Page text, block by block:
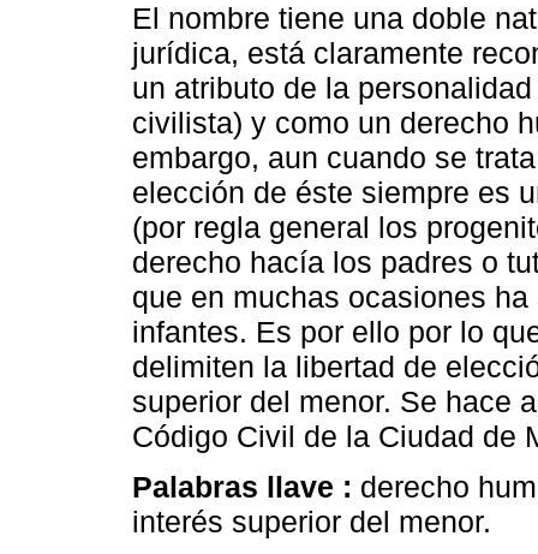
El nombre tiene una doble
jurídica, está claramente
un atributo de la
civilista) y como un derecho
embargo, aun cuando se
elección de éste siempre es
(por regla general los
derecho hacía los padres o
que en muchas ocasiones
infantes. Es por ello por lo
delimiten la libertad de
superior del menor. Se hace
Código Civil de la Ciudad de
Palabras llave : derecho
interés superior del menor.